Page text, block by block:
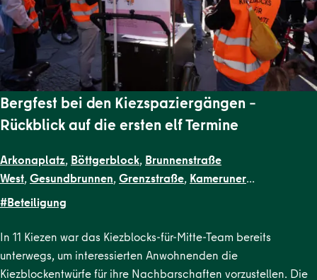
Bergfest bei den Kiezspaziergängen –
Rückblick auf die ersten elf Termine
Arkonaplatz, Böttgerblock, Brunnenstraße
West,Gesundbrunnen,Grenzstraße, Kameruner
Straße,
#Beteiligung
In 11 Kiezen war das Kiezblocks-für-Mitte-Team bereits
unterwegs, um interessierten Anwohnenden die
Kiezblockentwürfe für ihre Nachbarschaften vorzustellen. Die